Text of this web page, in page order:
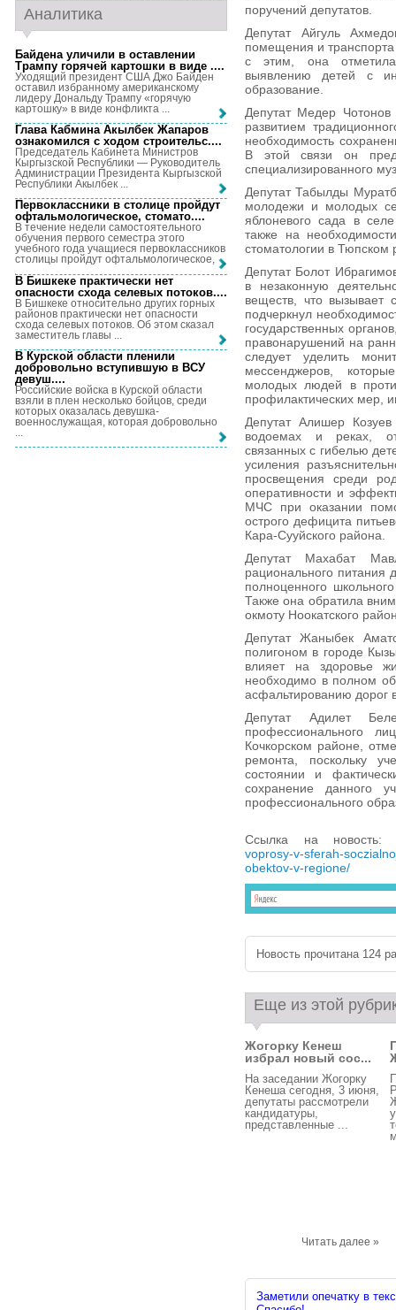
поручений депутатов.
Депутат Айгуль
помещения и
с этим, она
выявлению детей с
образование.
Депутат Медер
развитием
необходимость
В этой связи он
специализированного
Депутат Табылды
молодежи и молодых
яблоневого сада в
также на
стоматологии в Тюпском
Депутат Болот
в незаконную
веществ, что вызывает
подчеркнул
государственных
правонарушений на
следует уделить
мессенджеров,
молодых людей в
профилактических мер,
Депутат Алишер
водоемах и реках,
связанных с гибелью
усиления
просвещения среди
оперативности и
МЧС при оказании
острого дефицита
Кара-Сууйского района.
Депутат Махабат
рационального питания
полноценного
Также она обратила
окмоту Ноокатского
Депутат Жаныбек
полигоном в городе
влияет на здоровье
необходимо в полном
асфальтированию дорог
Депутат Адилет
профессионального
Кочкорском районе,
ремонта, поскольку
состоянии и
сохранение данного
профессионального
Ссылка на
voprosy-v-sferah-
obektov-v-regione/
Новость прочитана 124
Еще из этой
Жогорку Кенеш
избрал новый сос...
На заседании Жогорку
Кенеша сегодня, 3 июня,
депутаты рассмотрели
кандидатуры,
представленные ...
Читать далее »
Заметили опечатку в
Аналитика
Байдена уличили в оставлении
Трампу горячей картошки в виде ....
Уходящий президент США Джо Байден
оставил избранному американскому
лидеру Дональду Трампу «горячую
картошку» в виде конфликта ...
Глава Кабмина Акылбек Жапаров
ознакомился с ходом строительс....
Председатель Кабинета Министров
Кыргызской Республики — Руководитель
Администрации Президента Кыргызской
Республики Акылбек ...
Первоклассники в столице пройдут
офтальмологическое, стомато....
В течение недели самостоятельного
обучения первого семестра этого
учебного года учащиеся первоклассников
столицы пройдут офтальмологическое, ...
В Бишкеке практически нет
опасности схода селевых потоков....
В Бишкеке относительно других горных
районов практически нет опасности
схода селевых потоков. Об этом сказал
заместитель главы ...
В Курской области пленили
добровольно вступившую в ВСУ
девуш....
Российские войска в Курской области
взяли в плен несколько бойцов, среди
которых оказалась девушка-
военнослужащая, которая добровольно
...